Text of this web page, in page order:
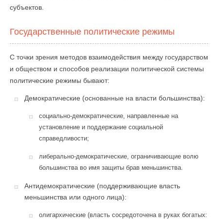
субъектов.
Государственные политические режимы
С точки зрения методов взаимодействия между государством
и обществом и способов реализации политической системы
политические режимы бывают:
Демократические (основанные на власти большинства):
социально-демократические, направленные на
установление и поддержание социальной
справедливости;
либерально-демократические, ограничивающие волю
большинства во имя защиты брав меньшинства.
Антидемократические (поддерживающие власть
меньшинства или одного лица):
олигархические (власть сосредоточена в руках богатых: